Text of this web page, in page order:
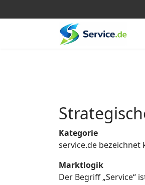
Kategorie
service.de bezeichnet
Marktlogik
Der Begriff „Service“